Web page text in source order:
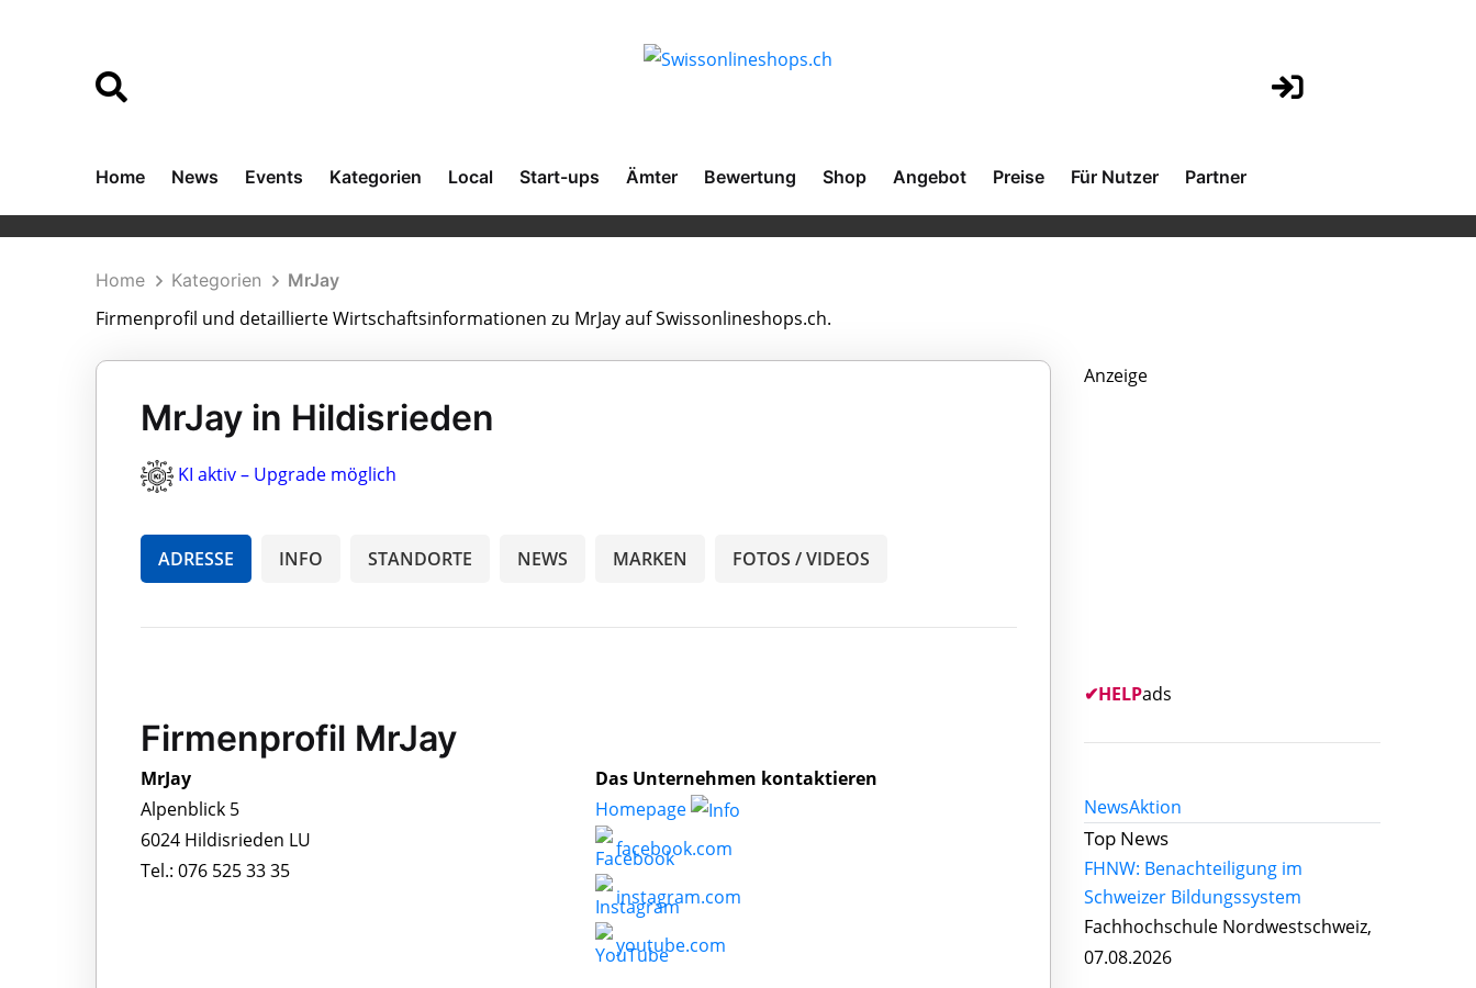
Home News Events Kategorien Local Start-ups Ämter Bewertung Shop Angebot Preise Für Nutzer Partner
Home Kategorien MrJay
Firmenprofil und detaillierte Wirtschaftsinformationen zu MrJay auf Swissonlineshops.ch.
MrJay in Hildisrieden
KI aktiv – Upgrade möglich
ADRESSE INFO STANDORTE NEWS MARKEN FOTOS / VIDEOS
Firmenprofil MrJay
MrJay
Alpenblick 5
6024 Hildisrieden LU
Tel.: 076 525 33 35
Das Unternehmen kontaktieren
Homepage
facebook.com
instagram.com
youtube.com
Anzeige
✔HELPads
NewsAktion
Top News
FHNW: Benachteiligung im
Schweizer Bildungssystem
Fachhochschule Nordwestschweiz,
07.08.2026